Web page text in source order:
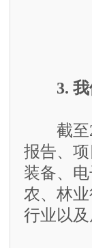
3.
截至
报告、
装备、
农、林
行业以